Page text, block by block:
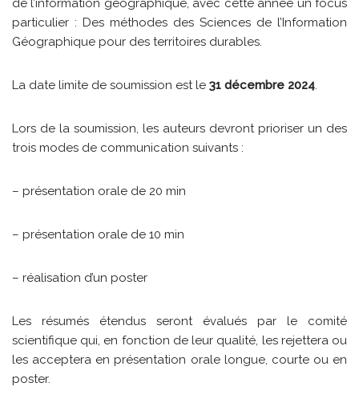
de l’information géographique, avec cette année un focus
particulier : Des méthodes des Sciences de l’Information
Géographique pour des territoires durables.
La date limite de soumission est le 31 décembre 2024.
Lors de la soumission, les auteurs devront prioriser un des
trois modes de communication suivants :
– présentation orale de 20 min
– présentation orale de 10 min
– réalisation d’un poster
Les résumés étendus seront évalués par le comité
scientifique qui, en fonction de leur qualité, les rejettera ou
les acceptera en présentation orale longue, courte ou en
poster.